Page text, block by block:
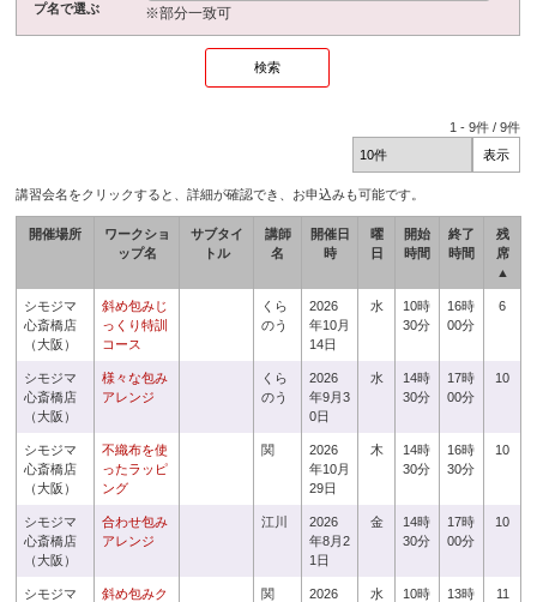
プ名で選ぶ
※部分一致可
1 -9件 /9件
講習会名をクリックすると、詳細が確認でき、お申込みも可能です。
開催場所
ワークショ
ップ名
サブタイ
トル
講師
名
開催日
時
曜
日
開始
時間
終了
時間
残
席
▲
シモジマ
心斎橋店
（大阪）
斜め包みじ
っくり特訓
コース
くら
のう
2026
年10月
14日
水
10時
30分
16時
00分
6
シモジマ
心斎橋店
（大阪）
様々な包み
アレンジ
くら
のう
2026
年9月3
0日
水
14時
30分
17時
00分
10
シモジマ
心斎橋店
（大阪）
不織布を使
ったラッピ
ング
関
2026
年10月
29日
木
14時
30分
16時
30分
10
シモジマ
心斎橋店
（大阪）
合わせ包み
アレンジ
江川
2026
年8月2
1日
金
14時
30分
17時
00分
10
シモジマ
斜め包みク
関
2026
水
10時
13時
11